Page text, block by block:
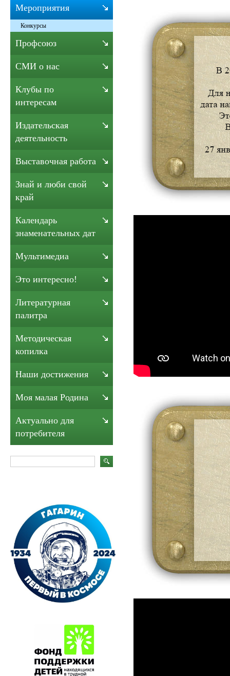
Мероприятия
Конкурсы
Профсоюз
СМИ о нас
Клубы по
интересам
Издательская
деятельность
Выставочная работа
Знай и люби свой
край
Календарь
знаменательных дат
Мультимедиа
Это интересно!
Литературная
палитра
Методическая
копилка
Наши достижения
Моя малая Родина
Актуально для
потребителя